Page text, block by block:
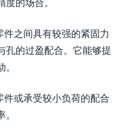
之间具有较强的紧固力
孔的过盈配合。它能够提
或承受较小负荷的配合